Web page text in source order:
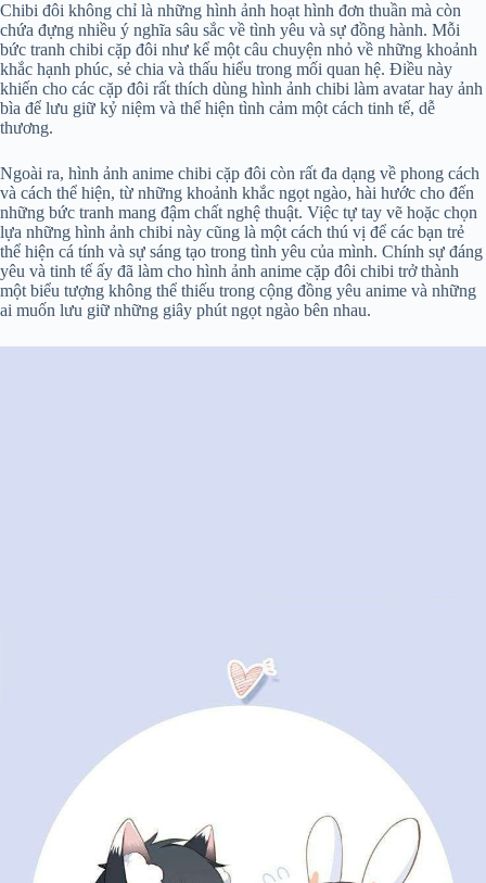
Chibi đôi không chỉ là những hình ảnh hoạt hình đơn thuần mà còn
chứa đựng nhiều ý nghĩa sâu sắc về tình yêu và sự đồng hành. Mỗi
bức tranh chibi cặp đôi như kể một câu chuyện nhỏ về những khoảnh
khắc hạnh phúc, sẻ chia và thấu hiểu trong mối quan hệ. Điều này
khiến cho các cặp đôi rất thích dùng hình ảnh chibi làm avatar hay ảnh
bìa để lưu giữ kỷ niệm và thể hiện tình cảm một cách tinh tế, dễ
thương.
Ngoài ra, hình ảnh anime chibi cặp đôi còn rất đa dạng về phong cách
và cách thể hiện, từ những khoảnh khắc ngọt ngào, hài hước cho đến
những bức tranh mang đậm chất nghệ thuật. Việc tự tay vẽ hoặc chọn
lựa những hình ảnh chibi này cũng là một cách thú vị để các bạn trẻ
thể hiện cá tính và sự sáng tạo trong tình yêu của mình. Chính sự đáng
yêu và tinh tế ấy đã làm cho hình ảnh anime cặp đôi chibi trở thành
một biểu tượng không thể thiếu trong cộng đồng yêu anime và những
ai muốn lưu giữ những giây phút ngọt ngào bên nhau.